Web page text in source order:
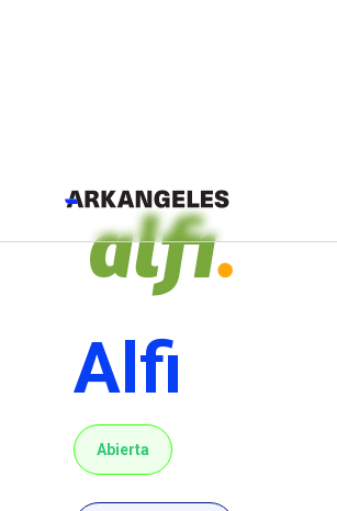
Alfi
Abierta